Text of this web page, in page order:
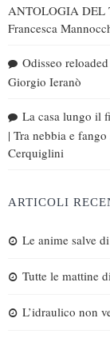
ANTOLOGIA DEL
Francesca
Odisseo
Giorgio Ieranò
La casa lungo il
| Tra nebbia e fango
Cerquiglini
ARTICOLI
Le anime salve
Tutte le mattine
L’idraulico non